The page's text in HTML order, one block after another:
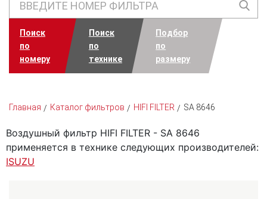
Поиск
по
номеру
Поиск
по
технике
Подбор
по
размеру
Главная Каталог фильтров HIFI FILTER SA 8646
Воздушный фильтр HIFI FILTER - SA 8646
применяется в технике следующих производителей:
ISUZU